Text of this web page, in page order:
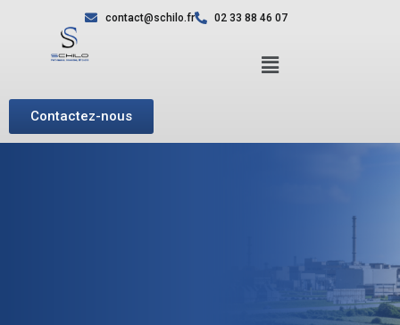
contact@schilo.fr 02 33 88 46 07
Contactez-nous